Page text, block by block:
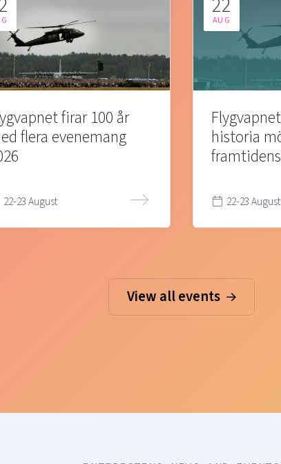
firar 100 år
flera evenemang
22-23 August
AUG
historia
22-23 August
View all events